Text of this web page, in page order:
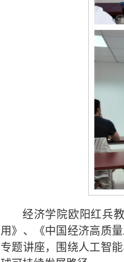
经济学院欧阳红兵
用》、《中国经济高质
专题讲座，围绕人工智